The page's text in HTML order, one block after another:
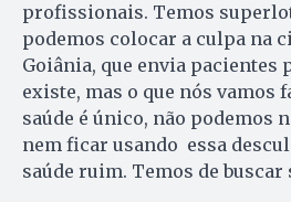
profissionais. Temos
podemos colocar a culpa na
Goiânia, que envia pacientes
existe, mas o que nós vamos
saúde é único, não podemos
nem ficar usando essa
saúde ruim. Temos de buscar